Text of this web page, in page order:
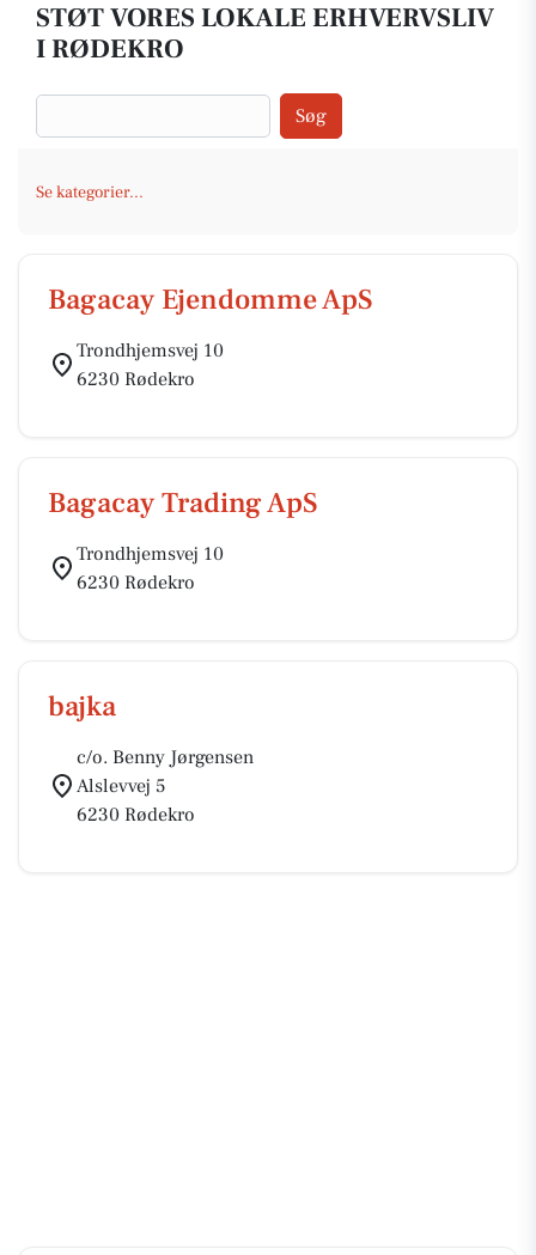
STØT VORES LOKALE ERHVERVSLIV
I RØDEKRO
Søg
Se kategorier...
Bagacay Ejendomme ApS
Trondhjemsvej 10
6230 Rødekro
Bagacay Trading ApS
Trondhjemsvej 10
6230 Rødekro
bajka
c/o. Benny Jørgensen
Alslevvej 5
6230 Rødekro